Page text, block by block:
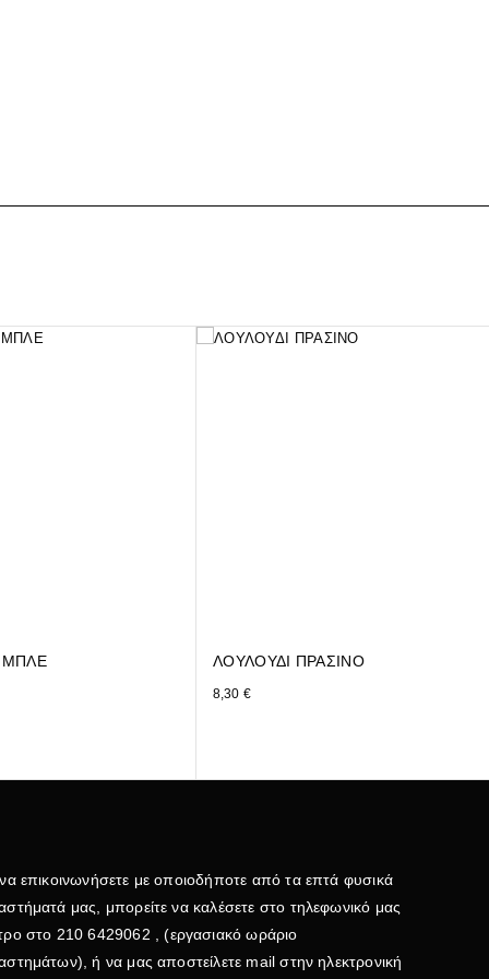
ΜΠΛΕ ΛΟΥΛΟΥΔΙ ΠΡΑΣΙΝΟ
8,30 €
να επικοινωνήσετε με οποιοδήποτε από τα επτά φυσικά
μας, μπορείτε να καλέσετε στο τηλεφωνικό μας
στο 210 6429062 , (εργασιακό ωράριο
ή να μας αποστείλετε mail στην ηλεκτρονική